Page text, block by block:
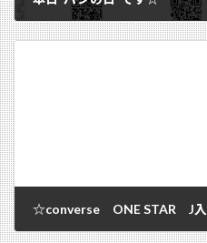
2018/03/18
☆converse ONE STAR J